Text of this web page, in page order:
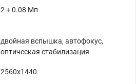
2 + 0.08 Мп
двойная вспышка, автофокус,
оптическая стабилизация
2560x1440